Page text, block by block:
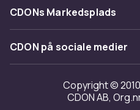
Tilbagekaldelser
Om os
Kundeanmeldelser
Arbejd på CDON
Investor relations
Tilgængelighed
CDONs Markedsplads
Merchant Help Center
CDON på sociale medier
Copyright ©
CDON AB,